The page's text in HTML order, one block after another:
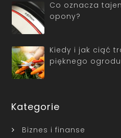
Co oznacza
opony?
Kiedy i jak ciąć
pięknego
Kategorie
Biznes i finanse